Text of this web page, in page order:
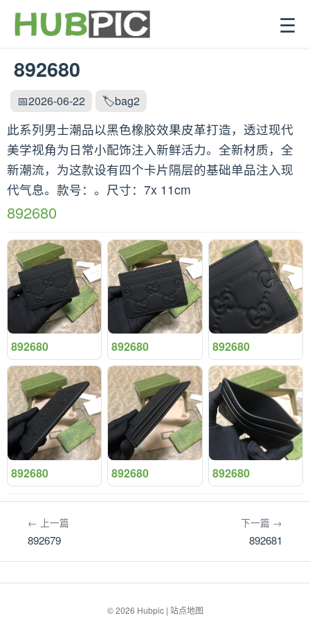
☰
892680
📅2026-06-22 🏷️bag2
此系列男士潮品以黑色橡胶效果皮革打造，透过现代
美学视角为日常小配饰注入新鲜活力。全新材质，全
新潮流，为这款设有四个卡片隔层的基础单品注入现
代气息。款号：。尺寸：7x 11cm
892680
892680 892680 892680
892680 892680 892680
← 上一篇
892679
下一篇 →
892681
© 2026 Hubpic| 站点地图